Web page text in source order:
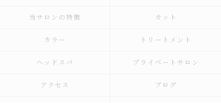
当サロンの特徴 カット
カラー トリートメント
ヘッドスパ プライベートサロン
アクセス ブログ